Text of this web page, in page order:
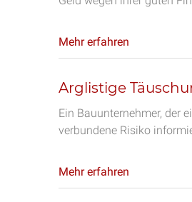
Mehr erfahren
Arglistige
Ein Bauunternehmer, der
verbundene Risiko
Mehr erfahren